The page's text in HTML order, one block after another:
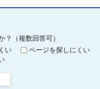
？（複数回答可）
い
ページを探しにくい